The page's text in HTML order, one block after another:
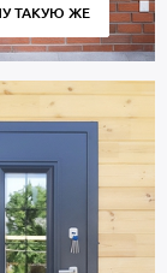
ТАКУЮ ЖЕ